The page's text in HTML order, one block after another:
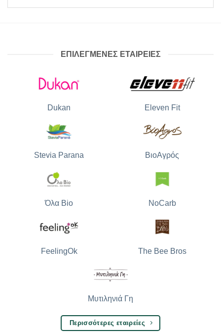
ΕΠΙΛΕΓΜΕΝΕΣ ΕΤΑΙΡΕΙΕΣ
Dukan Eleven Fit
Stevia Parana ΒιοΑγρός
Όλα Bio NoCarb
FeelingOk The Bee Bros
Μυτιληνιά Γη
Περισσότερες εταιρείες